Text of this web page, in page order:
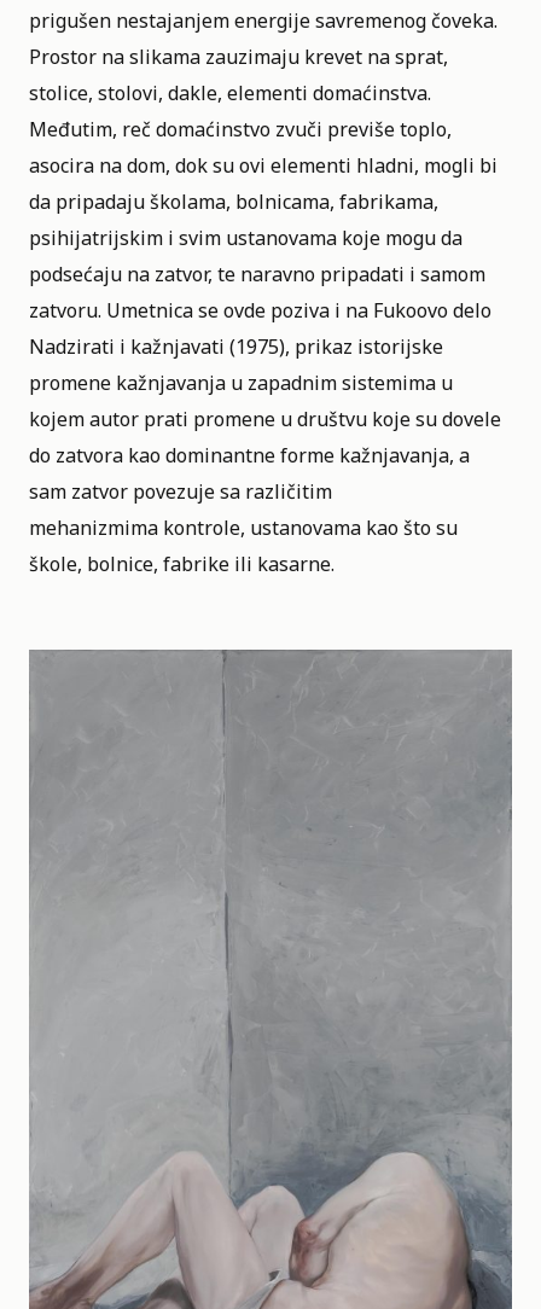
prigušen nestajanjem energije savremenog čoveka.
Prostor na slikama zauzimaju krevet na sprat,
stolice, stolovi, dakle, elementi domaćinstva.
Međutim, reč domaćinstvo zvuči previše toplo,
asocira na dom, dok su ovi elementi hladni, mogli bi
da pripadaju školama, bolnicama, fabrikama,
psihijatrijskim i svim ustanovama koje mogu da
podsećaju na zatvor, te naravno pripadati i samom
zatvoru. Umetnica se ovde poziva i na Fukoovo delo
Nadzirati i kažnjavati (1975), prikaz istorijske
promene kažnjavanja u zapadnim sistemima u
kojem autor prati promene u društvu koje su dovele
do zatvora kao dominantne forme kažnjavanja, a
sam zatvor povezuje sa različitim
mehanizmima kontrole, ustanovama kao što su
škole, bolnice, fabrike ili kasarne.